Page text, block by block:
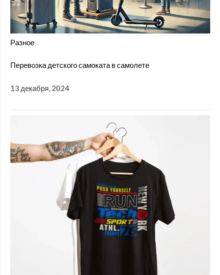
Разное
Перевозка детского самоката в самолете
13 декабря, 2024